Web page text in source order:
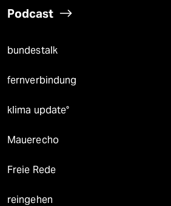
Podcast
bundestalk
fernverbindung
klima update°
Mauerecho
Freie Rede
reingehen